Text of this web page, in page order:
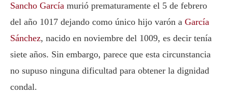
Sancho García murió prematuramente el 5 de febrero
del año 1017 dejando como único hijo varón a García
Sánchez, nacido en noviembre del 1009, es decir tenía
siete años. Sin embargo, parece que esta circunstancia
no supuso ninguna dificultad para obtener la dignidad
condal.